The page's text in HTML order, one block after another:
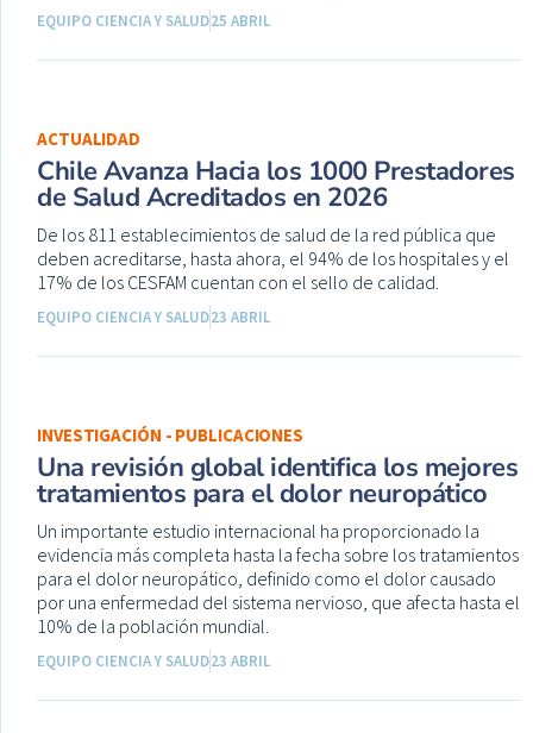
EQUIPO CIENCIA Y SALUD25 ABRIL
ACTUALIDAD
Chile Avanza Hacia los 1000 Prestadores
de Salud Acreditados en 2026
De los 811 establecimientos de salud de la red pública que
deben acreditarse, hasta ahora, el 94% de los hospitales y el
17% de los CESFAM cuentan con el sello de calidad.
EQUIPO CIENCIA Y SALUD23 ABRIL
INVESTIGACIÓN - PUBLICACIONES
Una revisión global identifica los mejores
tratamientos para el dolor neuropático
Un importante estudio internacional ha proporcionado la
evidencia más completa hasta la fecha sobre los tratamientos
para el dolor neuropático, definido como el dolor causado
por una enfermedad del sistema nervioso, que afecta hasta el
10% de la población mundial.
EQUIPO CIENCIA Y SALUD23 ABRIL